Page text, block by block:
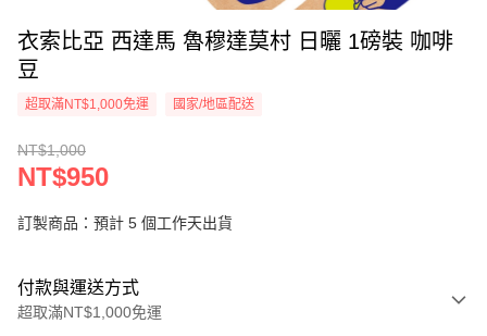
衣索比亞 西達馬 魯穆達莫村 日曬 1磅裝 咖啡
豆
超取滿NT$1,000免運 國家/地區配送
NT$1,000
NT$950
訂製商品：預計 5 個工作天出貨
付款與運送方式
超取滿NT$1,000免運